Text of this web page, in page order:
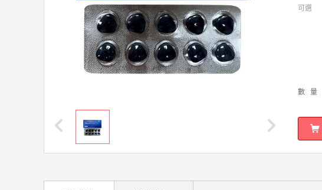
可選
數 量
ŭ